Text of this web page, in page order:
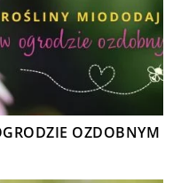
OZDOBNYM